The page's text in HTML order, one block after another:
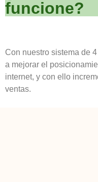
funcione?
Con nuestro sistema de
a mejorar el
internet, y con ello
ventas.